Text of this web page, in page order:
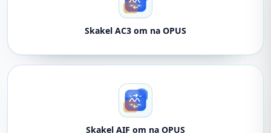
Skakel AC3 om na OPUS
Skakel AIF om na OPUS